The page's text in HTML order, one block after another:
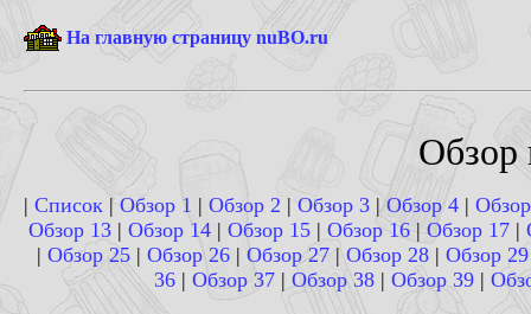
На главную страницу nuBO.ru
Обзор
| Список | Обзор 1 | Обзор 2 | Обзор 3 |Обзор 4 |
Обзор 13 | Обзор 14 | Обзор 15 | Обзор 16 |Обзор 17 |
| Обзор 25 | Обзор 26 | Обзор 27 | Обзор 28 | Обзор 29
36| Обзор 37| Обзор 38| Обзор 39|